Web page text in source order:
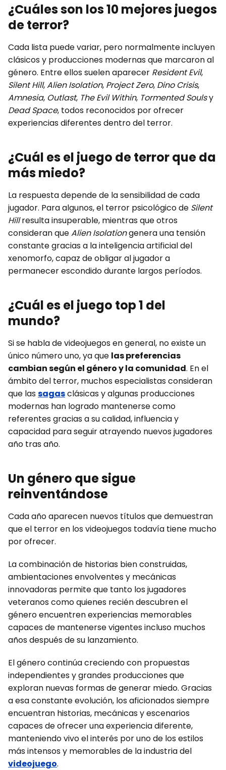
¿Cuáles son los 10 mejores juegos
de terror?
Cada lista puede variar, pero normalmente incluyen
clásicos y producciones modernas que marcaron al
género. Entre ellos suelen aparecer Resident Evil,
Silent Hill,Alien Isolation, Project Zero, Dino Crisis,
Amnesia, Outlast, The Evil Within, Tormented Soulsy
Dead Space, todos reconocidos por ofrecer
experiencias diferentes dentro del terror.
¿Cuál es el juego de terror que da
más miedo?
La respuesta depende de la sensibilidad de cada
jugador. Para algunos, el terror psicológico de Silent
Hillresulta insuperable, mientras que otros
consideran queAlien Isolationgenera una tensión
constante gracias a la inteligencia artificial del
xenomorfo, capaz de obligar al jugador a
permanecer escondido durante largos períodos.
¿Cuál es el juego top 1 del
mundo?
Si se habla de videojuegos en general, no existe un
único número uno, ya que las preferencias
cambian según el género y la comunidad. En el
ámbito del terror, muchos especialistas consideran
que lassagasclásicas y algunas producciones
modernas han logrado mantenerse como
referentes gracias a su calidad, influencia y
capacidad para seguir atrayendo nuevos jugadores
año tras año.
Un género que sigue
reinventándose
Cada año aparecen nuevos títulos que demuestran
que el terror en los videojuegos todavía tiene mucho
por ofrecer.
La combinación de historias bien construidas,
ambientaciones envolventes y mecánicas
innovadoras permite que tanto los jugadores
veteranos como quienes recién descubren el
género encuentren experiencias memorables
capaces de mantenerse vigentes incluso muchos
años después de su lanzamiento.
El género continúa creciendo con propuestas
independientes y grandes producciones que
exploran nuevas formas de generar miedo. Gracias
a esa constante evolución, los aficionados siempre
encuentran historias, mecánicas y escenarios
capaces de ofrecer una experiencia diferente,
manteniendo vivo el interés por uno de los estilos
más intensos y memorables de la industria del
videojuego.